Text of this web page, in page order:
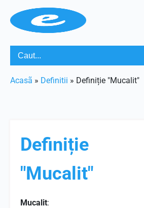
Acasã » Definitii » Definiție "Mucalit"
Definiție
"Mucalit"
Mucalit: